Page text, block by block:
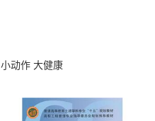
小动作 大健康